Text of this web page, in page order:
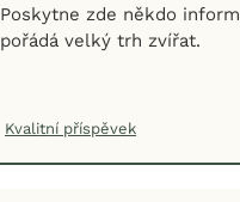
Poskytne zde někdo
pořádá velký trh zvířat.
Kvalitní příspěvek